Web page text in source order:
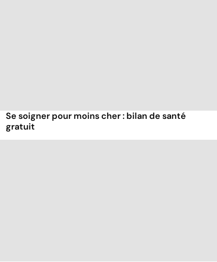
Se soigner pour moins cher : bilan de santé
gratuit